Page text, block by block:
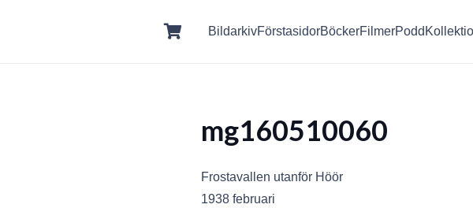
BildarkivFörstasidorBöckerFilmerPodd
mg160510060
Frostavallen utanför Höör
1938 februari